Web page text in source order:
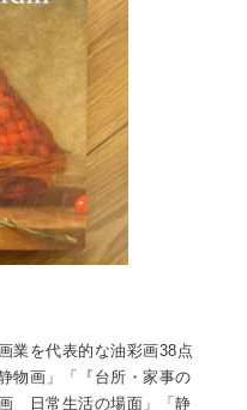
業を代表的な油彩画38点
物画」「『台所・家事の
日常生活の場面」「静